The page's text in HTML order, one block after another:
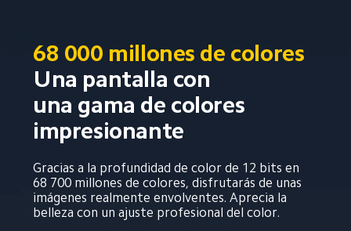
68 000 millones de colores
Una pantalla con
una gama de colores
impresionante
Gracias a la profundidad de color de 12 bits en
68 700 millones de colores, disfrutarás de unas
imágenes realmente envolventes. Aprecia la
belleza con un ajuste profesional del color.